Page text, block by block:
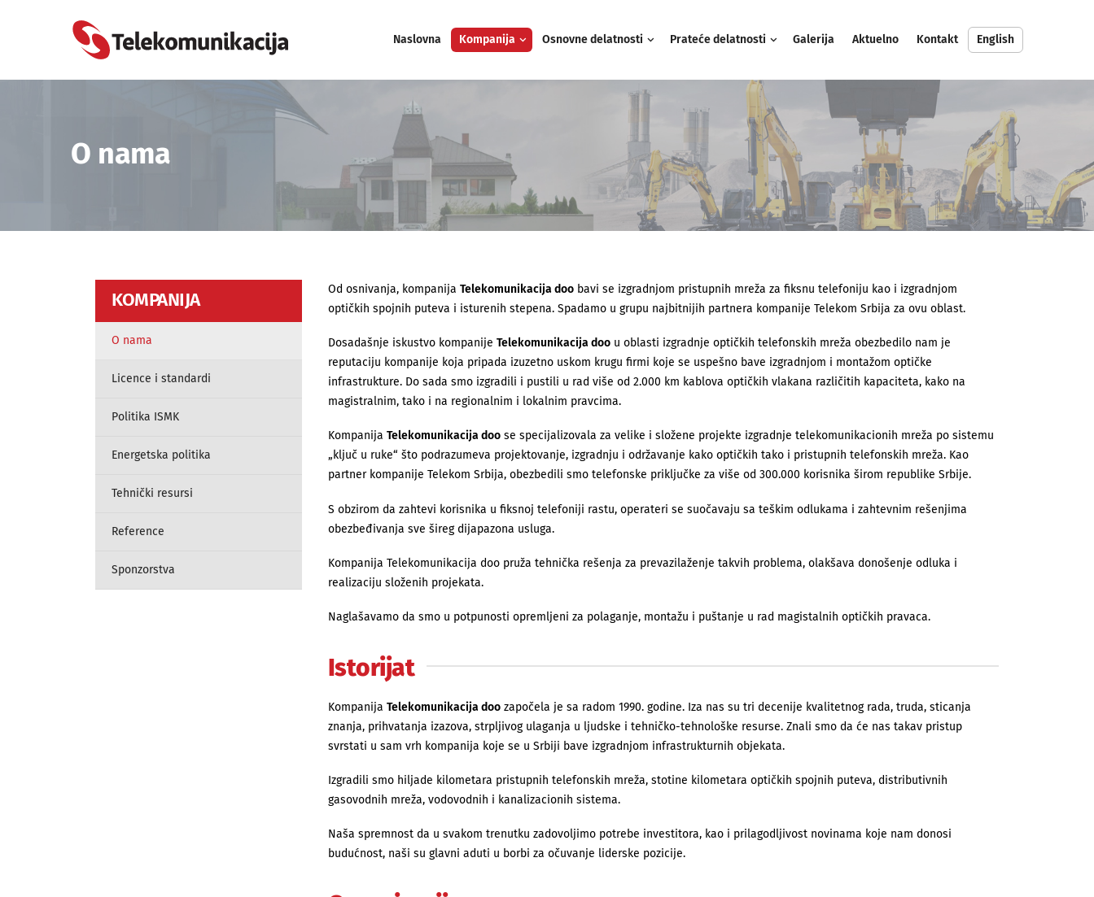
Naslovna Kompanija Osnovne delatnosti Prateće delatnosti Galerija Aktuelno Kontakt English
O nama
KOMPANIJA
O nama
Licence i standardi
Politika ISMK
Energetska politika
Tehnički resursi
Reference
Sponzorstva
Od osnivanja, kompanija Telekomunikacija doobavi se izgradnjom pristupnih mreža za fiksnu telefoniju kao i izgradnjom
optičkih spojnih puteva i isturenih stepena. Spadamo u grupu najbitnijih partnera kompanije Telekom Srbija za ovu oblast.
Dosadašnje iskustvo kompanije Telekomunikacija doou oblasti izgradnje optičkih telefonskih mreža obezbedilo nam je
reputaciju kompanije koja pripada izuzetno uskom krugu firmi koje se uspešno bave izgradnjom i montažom optičke
infrastrukture. Do sada smo izgradili i pustili u rad više od 2.000 km kablova optičkih vlakana različitih kapaciteta, kako na
magistralnim, tako i na regionalnim i lokalnim pravcima.
Kompanija Telekomunikacija doose specijalizovala za velike i složene projekte izgradnje telekomunikacionih mreža po sistemu
„ključ u ruke“ što podrazumeva projektovanje, izgradnju i održavanje kako optičkih tako i pristupnih telefonskih mreža. Kao
partner kompanije Telekom Srbija, obezbedili smo telefonske priključke za više od 300.000 korisnika širom republike Srbije.
S obzirom da zahtevi korisnika u fiksnoj telefoniji rastu, operateri se suočavaju sa teškim odlukama i zahtevnim rešenjima
obezbeđivanja sve šireg dijapazona usluga.
Kompanija Telekomunikacija doo pruža tehnička rešenja za prevazilaženje takvih problema, olakšava donošenje odluka i
realizaciju složenih projekata.
Naglašavamo da smo u potpunosti opremljeni za polaganje, montažu i puštanje u rad magistalnih optičkih pravaca.
Istorijat
Kompanija Telekomunikacija doozapočela je sa radom 1990. godine. Iza nas su tri decenije kvalitetnog rada, truda, sticanja
znanja, prihvatanja izazova, str­­p­lji­vog ulaganja u ljudske i tehničko-tehnološke resurse. Znali smo da će nas takav pristup
svrstati u sam vrh kom­pa­­nija koje se u Srbiji bave izgradnjom infra­strukturnih objekata.
Izgradili smo hiljade kilometara pristupnih tele­fon­skih mreža, stotine kilo­me­tara optičkih spojnih puteva, distribu­tivnih
gasovodnih mreža, vodovodnih i kana­lizacionih sistema.
Naša spremnost da u svakom tre­n­u­tku zadovo­ljimo potrebe investitora, kao i prilagodljivost novinama koje nam donosi
budućnost, naši su glavni aduti u borbi za očuvanje liderske pozicije.